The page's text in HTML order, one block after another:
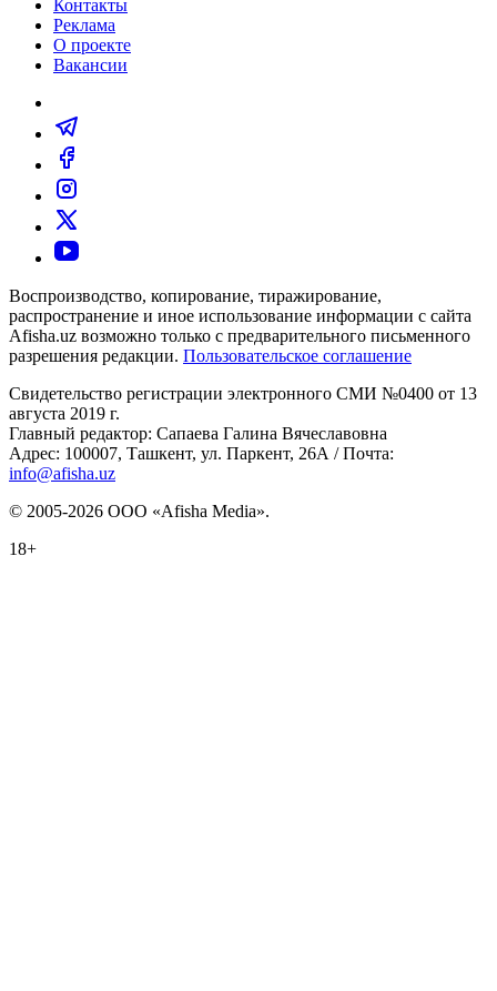
Контакты
Реклама
О проекте
Вакансии
Воспроизводство, копирование, тиражирование,
распространение и иное использование информации с сайта
Afisha.uz возможно только с предварительного письменного
разрешения редакции. Пользовательское соглашение
Свидетельство регистрации электронного СМИ №0400 от 13
августа 2019 г.
Главный редактор: Сапаева Галина Вячеславовна
Адрес: 100007, Ташкент, ул. Паркент, 26А / Почта:
info@afisha.uz
© 2005-2026 ООО «Afisha Media».
18+